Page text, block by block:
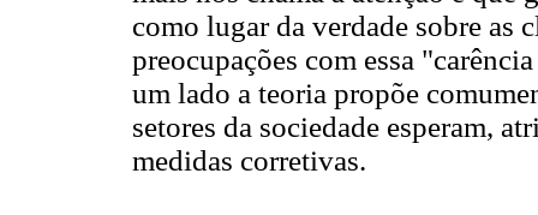
como lugar da verdade sobre as
preocupações com essa
um lado a teoria propõe
setores da sociedade esperam,
medidas corretivas.